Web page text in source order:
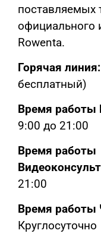
поставляемых
официального
Rowenta.
Горячая линия:
бесплатный)
Время работы
9:00 до 21:00
Время работы
21:00
Время работы
Круглосуточно